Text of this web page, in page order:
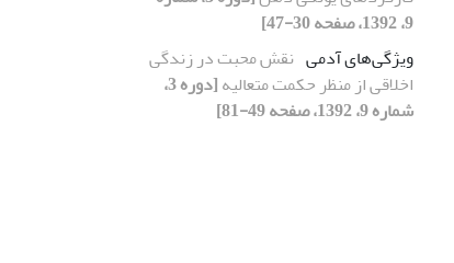
9، 1392، صفحه 30-47]
ویژگی‌های آدمی نقش محبت در زندگی
اخلاقی از منظر حکمت متعالیه
[دوره 3،
شماره 9، 1392، صفحه 49-81]